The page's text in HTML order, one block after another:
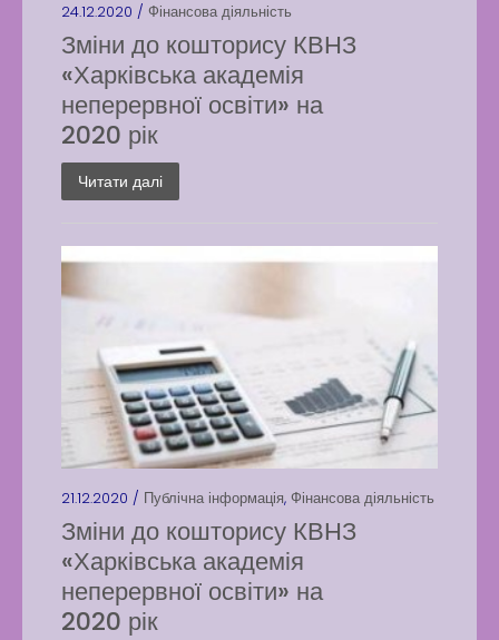
24.12.2020 / Фінансова діяльність
Зміни до кошторису КВНЗ
«Харківська академія
неперервної освіти» на
2020 рік
Читати далі
21.12.2020 / Публічна інформація, Фінансова діяльність
Зміни до кошторису КВНЗ
«Харківська академія
неперервної освіти» на
2020 рік